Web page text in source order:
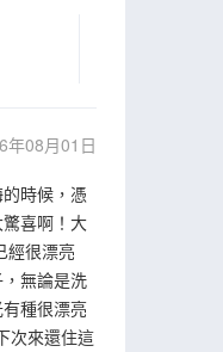
年08月01日
時候，憑
喜啊！大
經很漂亮
無論是洗
種很漂亮
次來還住這